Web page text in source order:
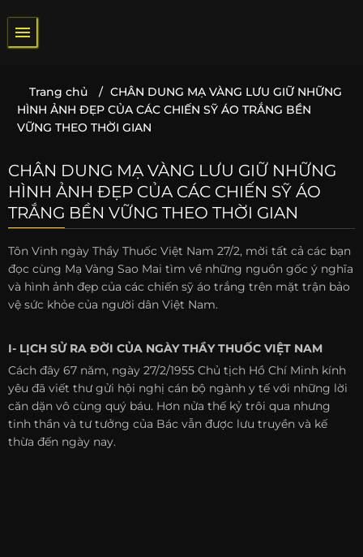
qua
nội
Trang chủ / CHÂN DUNG MẠ VÀNG LƯU GIỮ NHỮNG
HÌNH ẢNH ĐẸP CỦA CÁC CHIẾN SỸ ÁO TRẮNG BỀN
VỮNG THEO THỜI GIAN
CHÂN DUNG MẠ VÀNG LƯU GIỮ NHỮNG
HÌNH ẢNH ĐẸP CỦA CÁC CHIẾN SỸ ÁO
TRẮNG BỀN VỮNG THEO THỜI GIAN
Tôn Vinh ngày Thầy Thuốc Việt Nam 27/2, mời tất cả các bạn
đọc cùng Mạ Vàng Sao Mai tìm về những nguồn gốc ý nghĩa
và hình ảnh đẹp của các chiến sỹ áo trắng trên mặt trận bảo
vệ sức khỏe của người dân Việt Nam.
I- LỊCH SỬ RA ĐỜI CỦA NGÀY THẦY THUỐC VIỆT NAM
Cách đây 67 năm, ngày 27/2/1955 Chủ tịch Hồ Chí Minh kính
yêu đã viết thư gửi hội nghị cán bộ ngành y tế với những lời
căn dặn vô cùng quý báu. Hơn nửa thế kỷ trôi qua nhưng
tinh thần và tư tưởng của Bác vẫn được lưu truyền và kế
thừa đến ngày nay.